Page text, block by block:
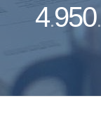
4.950.